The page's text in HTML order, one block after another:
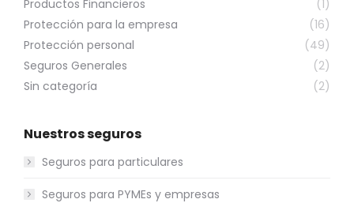
Productos Financieros
(1)
Protección para la empresa
(16)
Protección personal
(49)
Seguros Generales
(2)
Sin categoría
(2)
Nuestros seguros
Seguros para particulares
Seguros para PYMEs y empresas